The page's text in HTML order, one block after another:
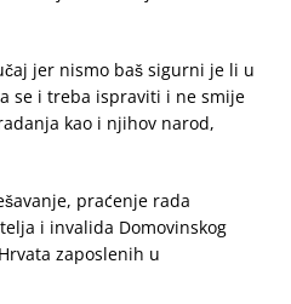
jer nismo baš sigurni je li u
se i treba ispraviti i ne smije
kao i njihov narod,
praćenje rada
i invalida Domovinskog
zaposlenih u